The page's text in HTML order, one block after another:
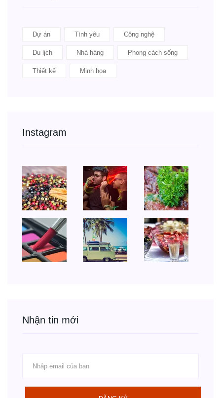
Dự án Tình yêu Công nghệ
Du lịch Nhà hàng Phong cách sống
Thiết kế Minh họa
Instagram
Nhận tin mới